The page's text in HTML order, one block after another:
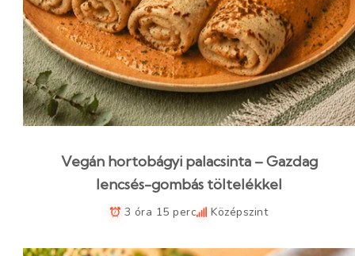
Vegán hortobágyi palacsinta – Gazdag
lencsés-gombás töltelékkel
3 óra 15 perc Középszint